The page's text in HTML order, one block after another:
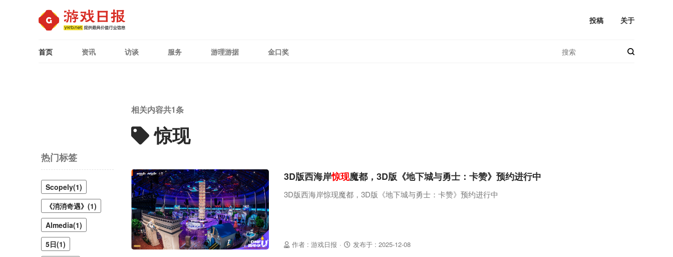
投稿 关于
首页 资讯 访谈 服务 游理游据 金口奖
热门标签
Scopely(1)
《消消奇遇》(1)
Almedia(1)
5日(1)
相关内容共1条
惊现
作者 : 游戏日报 · 发布于 : 2025-12-08
3D版西海岸惊现魔都，3D版《地下城与勇士：卡赞》预约进行中
3D版西海岸惊现魔都，3D版《地下城与勇士：卡赞》预约进行中